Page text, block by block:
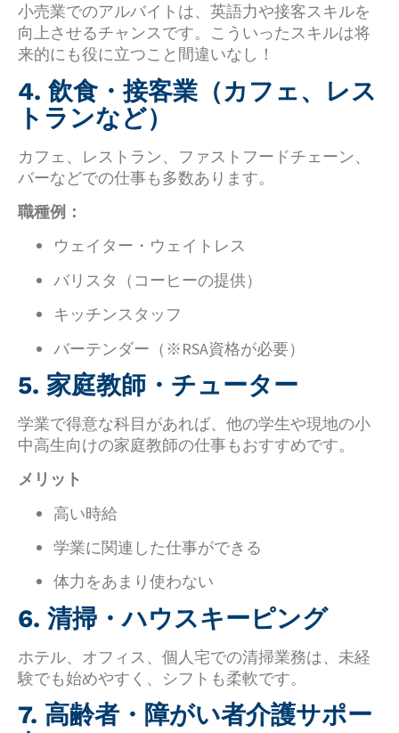
小売業でのアルバイトは、英語力や接客スキルを
向上させるチャンスです。こういったスキルは将
来的にも役に立つこと間違いなし！
4. 飲食・接客業（カフェ、レス
トランなど）
カフェ、レストラン、ファストフードチェーン、
バーなどでの仕事も多数あります。
職種例：
ウェイター・ウェイトレス
バリスタ（コーヒーの提供）
キッチンスタッフ
バーテンダー（※RSA資格が必要）
5. 家庭教師・チューター
学業で得意な科目があれば、他の学生や現地の小
中高生向けの家庭教師の仕事もおすすめです。
メリット
高い時給
学業に関連した仕事ができる
体力をあまり使わない
6. 清掃・ハウスキーピング
ホテル、オフィス、個人宅での清掃業務は、未経
験でも始めやすく、シフトも柔軟です。
7. 高齢者・障がい者介護サポー